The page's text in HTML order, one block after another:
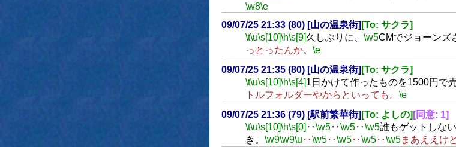
\w8\e
09/07/25 21:33 (80) [山の温泉街] [To: サクラ]
\t\u\s[10]\h\s[9]久しぶりに、 \w5CMでジョーンズ
っとったんか。 \e
09/07/25 21:35 (80) [山の温泉街] [To: サクラ]
\t\u\s[10]\h\s[4]1日かけて作ったものを1500円で
トルフォルダーやからといっても。 \e
09/07/25 21:36 (79) [駅前繁華街] [To: よしの] [同意: 1]
\t\u\s[10]\h\s[0] ‥\w5‥\w5‥\w5誰もゲットしない
き。 \w9\w9\u ‥\w5‥\w5‥\w5‥\w5まあええけど